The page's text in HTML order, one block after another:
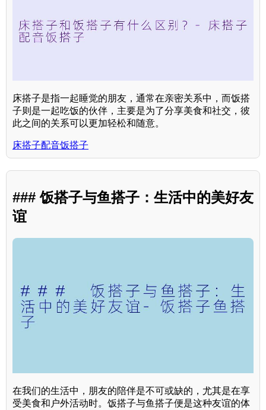
床搭子是指一起睡觉的朋友，通常在亲密关系中，而饭搭
子则是一起吃饭的伙伴，主要是为了分享美食和社交，彼
此之间的关系可以更加轻松和随意。
床搭子配音饭搭子
### 饭搭子与鱼搭子：生活中的美好友
谊
在我们的生活中，朋友的陪伴是不可或缺的，尤其是在享
受美食和户外活动时。饭搭子与鱼搭子便是这种友谊的体